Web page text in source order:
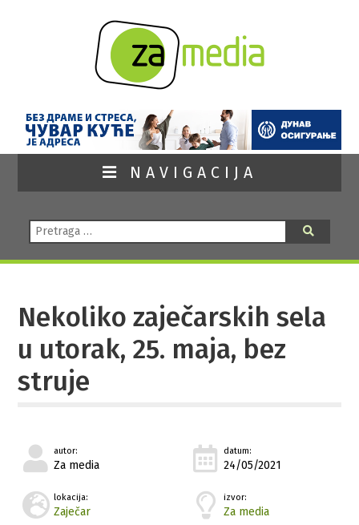
NAVIGACIJA
Pretraga:
Nekoliko zaječarskih sela
u utorak, 25. maja, bez
struje
autor:
Za media
datum:
24/05/2021
lokacija:
Zaječar
izvor:
Za media